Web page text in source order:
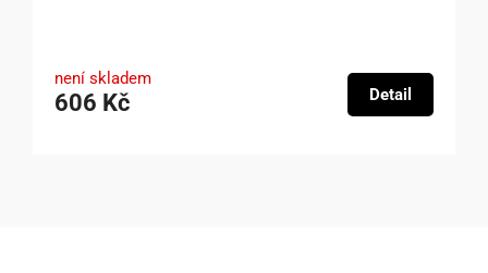
není skladem
606 Kč Detail